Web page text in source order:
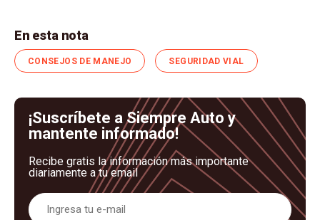
En esta nota
CONSEJOS DE MANEJO SEGURIDAD VIAL
¡Suscríbete a Siempre Auto y
mantente informado!
Recibe gratis la información más importante
diariamente a tu email